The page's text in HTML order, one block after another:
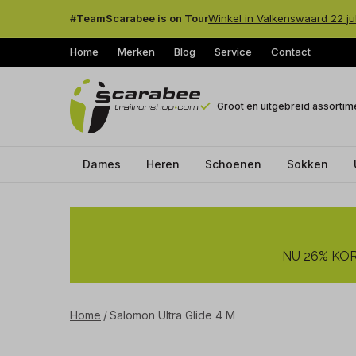
#TeamScarabee is on TourWinkel in Valkenswaard 22
Home Merken Blog Service Contact
Groot en uitgebreid
Dames Heren Schoenen Sokken
Salomon
Glide
NU 26%
Home Salomon Ultra Glide 4 M